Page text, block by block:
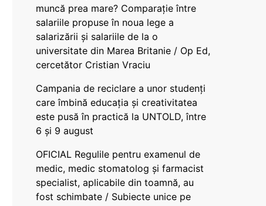
muncă prea mare? Comparație între
salariile propuse în noua lege a
salarizării și salariile de la o
universitate din Marea Britanie / Op Ed,
cercetător Cristian Vraciu
Campania de reciclare a unor studenți
care îmbină educația și creativitatea
este pusă în practică la UNTOLD, între
6 și 9 august
OFICIAL Regulile pentru examenul de
medic, medic stomatolog și farmacist
specialist, aplicabile din toamnă, au
fost schimbate / Subiecte unice pe